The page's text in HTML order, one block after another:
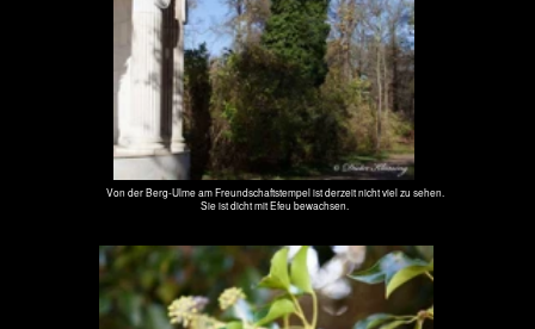
Flatter-Ulme